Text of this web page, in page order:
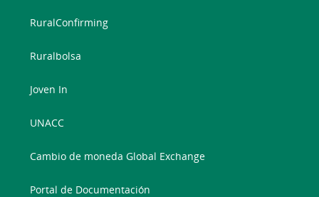
RuralConfirming
Ruralbolsa
Joven In
UNACC
Cambio de moneda Global Exchange
Portal de Documentación